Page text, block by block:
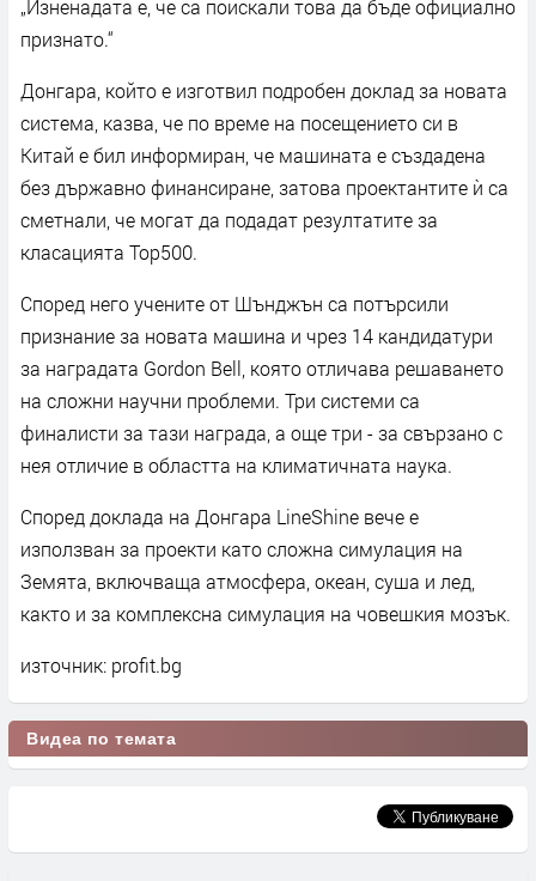
„Изненадата е, че са поискали това да бъде официално
признато.“
Донгара, който е изготвил подробен доклад за новата
система, казва, че по време на посещението си в
Китай е бил информиран, че машината е създадена
без държавно финансиране, затова проектантите ѝ са
сметнали, че могат да подадат резултатите за
класацията Top500.
Според него учените от Шънджън са потърсили
признание за новата машина и чрез 14 кандидатури
за наградата Gordon Bell, която отличава решаването
на сложни научни проблеми. Три системи са
финалисти за тази награда, а още три - за свързано с
нея отличие в областта на климатичната наука.
Според доклада на Донгара LineShine вече е
използван за проекти като сложна симулация на
Земята, включваща атмосфера, океан, суша и лед,
както и за комплексна симулация на човешкия мозък.
източник: profit.bg
Видеа по темата